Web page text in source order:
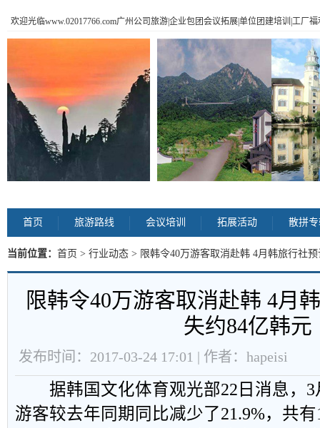
欢迎光临www.02017766.com广州公司旅游|企业包团会议拓展|单位团建培训|工厂
首页 旅游路线 会议培训 拓展活动 散拼
当前位置： 首页 > 行业动态 > 限韩令40万游客取消赴韩 4月韩旅行社
限韩令40万游客取消赴韩 4月
失约84亿韩元
发布时间：2017-03-24 17:01 | 作者：hapeisi
据韩国文化体育观光部22日消息，3
游客较去年同期同比减少了21.9%，共